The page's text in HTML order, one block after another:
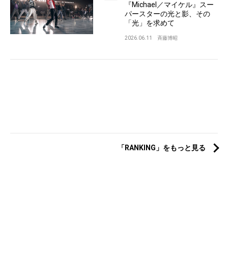
『Michael／マイケル』スー
パースターの光と影、その
「光」を求めて
2026.06.11 斉藤博昭
「RANKING」をもっと見る